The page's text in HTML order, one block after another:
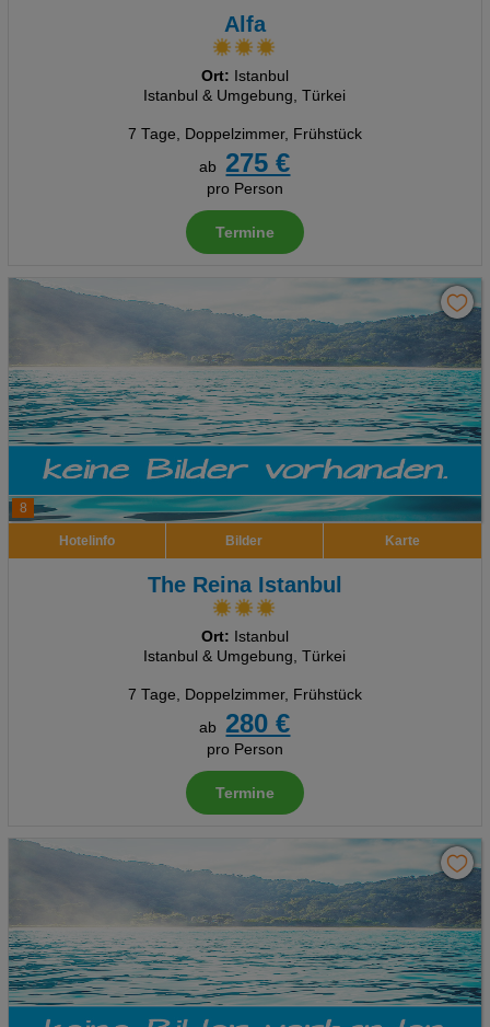
Alfa
Ort: Istanbul
Istanbul & Umgebung, Türkei
7 Tage, Doppelzimmer, Frühstück
ab
275 €
pro Person
Termine
8
Hotelinfo Bilder Karte
The Reina Istanbul
Ort: Istanbul
Istanbul & Umgebung, Türkei
7 Tage, Doppelzimmer, Frühstück
ab
280 €
pro Person
Termine